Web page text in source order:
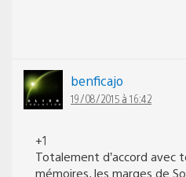
benficajo
19/08/2015 à 16:42
+1
Totalement d’accord avec
mémoires, les marges de